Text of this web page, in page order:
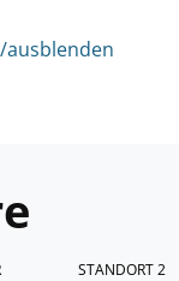
STANDORT 2